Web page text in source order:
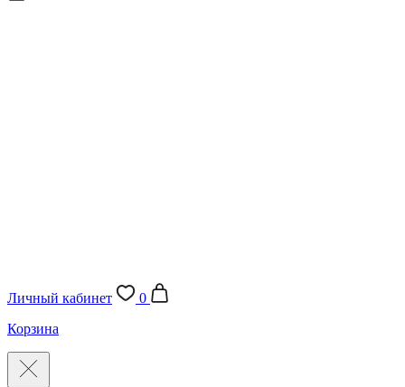
Личный кабинет
0
Корзина